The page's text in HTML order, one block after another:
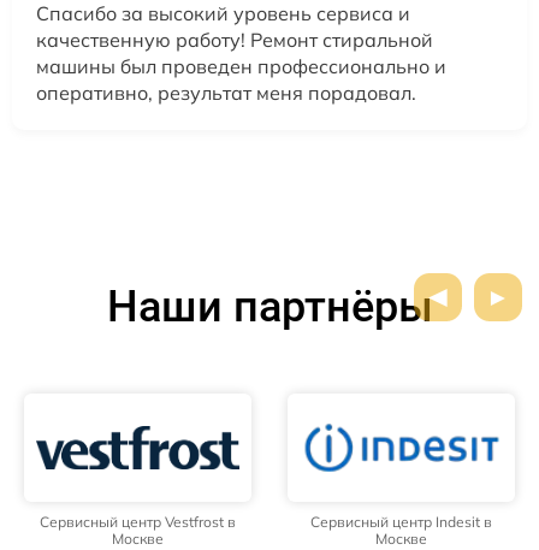
Спасибо за высокий уровень сервиса и
качественную работу! Ремонт стиральной
машины был проведен профессионально и
оперативно, результат меня порадовал.
Наши партнёры
Сервисный центр Vestfrost в
Москве
Сервисный центр Indesit в
Москве